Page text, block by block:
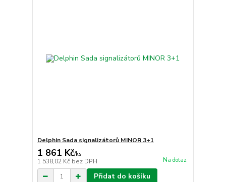
Delphin Sada signalizátorů MINOR 3+1
1 861 Kč/ks
1 538,02 Kč bez DPH Na dotaz
Přidat do košíku